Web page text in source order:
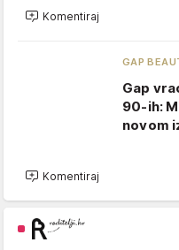
Komentiraj
GAP
Gap
90-ih:
novom
Komentiraj